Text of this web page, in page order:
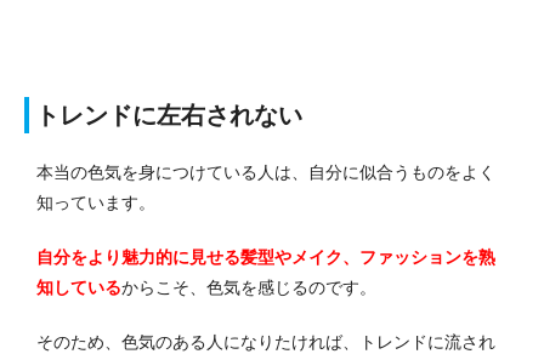
トレンドに左右されない
本当の色気を身につけている人は、自分に似合うものをよく
知っています。
自分をより魅力的に見せる髪型やメイク、ファッションを熟
知しているからこそ、色気を感じるのです。
そのため、色気のある人になりたければ、トレンドに流され